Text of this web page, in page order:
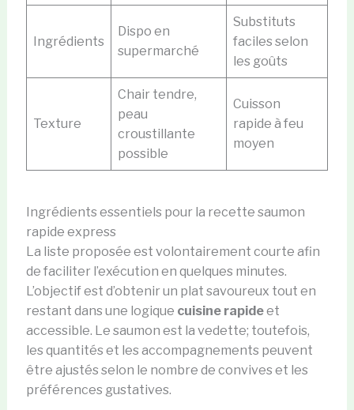
Ingrédients
Dispo en
supermarché
Substituts
faciles selon
les goûts
Texture
Chair tendre,
peau
croustillante
possible
Cuisson
rapide à feu
moyen
Ingrédients essentiels pour la recette saumon
rapide express
La liste proposée est volontairement courte afin
de faciliter l’exécution en quelques minutes.
L’objectif est d’obtenir un plat savoureux tout en
restant dans une logique cuisine rapideet
accessible. Le saumon est la vedette; toutefois,
les quantités et les accompagnements peuvent
être ajustés selon le nombre de convives et les
préférences gustatives.